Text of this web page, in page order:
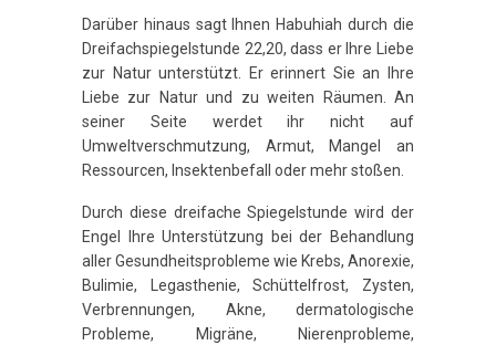
Darüber hinaus sagt Ihnen Habuhiah durch die
Dreifachspiegelstunde 22,20, dass er Ihre Liebe
zur Natur unterstützt. Er erinnert Sie an Ihre
Liebe zur Natur und zu weiten Räumen. An
seiner Seite werdet ihr nicht auf
Umweltverschmutzung, Armut, Mangel an
Ressourcen, Insektenbefall oder mehr stoßen.
Durch diese dreifache Spiegelstunde wird der
Engel Ihre Unterstützung bei der Behandlung
aller Gesundheitsprobleme wie Krebs, Anorexie,
Bulimie, Legasthenie, Schüttelfrost, Zysten,
Verbrennungen, Akne, dermatologische
Probleme, Migräne, Nierenprobleme,